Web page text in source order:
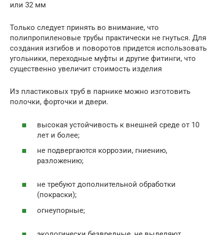
или 32 мм
Только следует принять во внимание, что
полипропиленовые трубы практически не гнуться. Для
создания изгибов и поворотов придется использовать
угольники, переходные муфты и другие фитинги, что
существенно увеличит стоимость изделия
Из пластиковых труб в парнике можно изготовить
полочки, форточки и двери.
высокая устойчивость к внешней среде от 10
лет и более;
не подвергаются коррозии, гниению,
разложению;
не требуют дополнительной обработки
(покраски);
огнеупорные;